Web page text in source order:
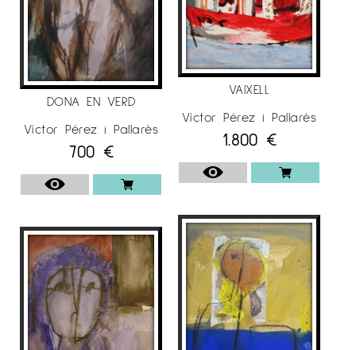
Per a més informació sobre l’artista Víctor
Pérez i Pallarès a
Espai Cavallers Gallery
DONA EN VERD
Víctor Pérez i Pallarès
700 €
VAIXELL
Víctor Pérez i Pallarès
1.800 €